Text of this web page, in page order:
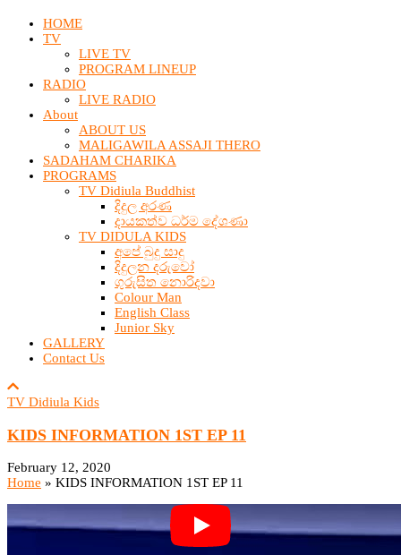
HOME
TV
LIVE TV
PROGRAM LINEUP
RADIO
LIVE RADIO
About
ABOUT US
MALIGAWILA ASSAJI THERO
SADAHAM CHARIKA
PROGRAMS
TV Didiula Buddhist
දිදුල අරණ
දායකත්ව ධර්ම දේශණා
TV DIDULA KIDS
අපේ බුදු සාදු
දිදුලන දරුවෝ
ගුරුසිත නොරිදවා
Colour Man
English Class
Junior Sky
GALLERY
Contact Us
TV Didiula Kids
KIDS INFORMATION 1ST EP 11
February 12, 2020
Home » KIDS INFORMATION 1ST EP 11